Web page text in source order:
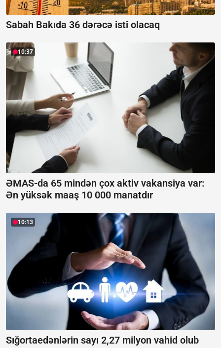
Sabah Bakıda 36 dərəcə isti olacaq
10:37
ƏMAS-da 65 mindən çox aktiv vakansiya var:
Ən yüksək maaş 10 000 manatdır
10:13
Sığortaedənlərin sayı 2,27 milyon vahid olub